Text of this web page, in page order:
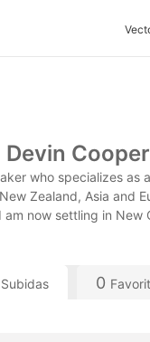
Devin Cooper
who specializes as
Zealand, Asia and
now settling in New
Subidas 0